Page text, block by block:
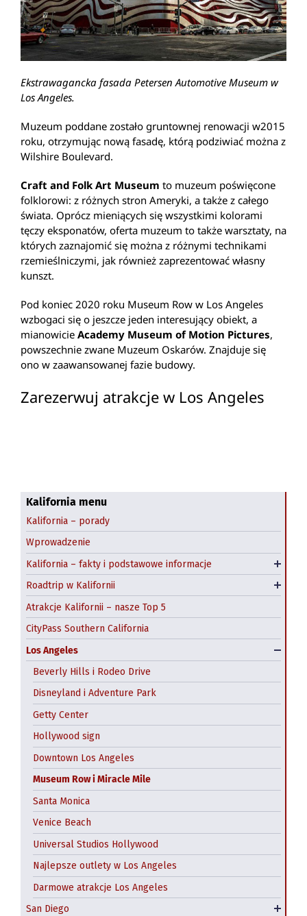
Ekstrawagancka fasada Petersen Automotive Museum w
Los Angeles.
Muzeum poddane zostało gruntownej renowacji w2015
roku, otrzymując nową fasadę, którą podziwiać można z
Wilshire Boulevard.
Craft and Folk Art Museum to muzeum poświęcone
folklorowi: z różnych stron Ameryki, a także z całego
świata. Oprócz mieniących się wszystkimi kolorami
tęczy eksponatów, oferta muzeum to także warsztaty, na
których zaznajomić się można z różnymi technikami
rzemieślniczymi, jak również zaprezentować własny
kunszt.
Pod koniec 2020 roku Museum Row w Los Angeles
wzbogaci się o jeszcze jeden interesujący obiekt, a
mianowicie Academy Museum of Motion Pictures,
powszechnie zwane Muzeum Oskarów. Znajduje się
ono w zaawansowanej fazie budowy.
Zarezerwuj atrakcje w Los Angeles
Kalifornia menu
Kalifornia – porady
Wprowadzenie
Kalifornia – fakty i podstawowe informacje
Klimat Kalifornii
Roadtrip w Kalifornii
Highway 1 z San Francisco do Los Angeles
Z San Francisco do Las Vegas
Roadtrip Highway 1 na północ od San Francisco
Emerald Coast roadtrip
Atrakcje Kalifornii – nasze Top 5
CityPass Southern California
Los Angeles
Beverly Hills i Rodeo Drive
Disneyland i Adventure Park
Getty Center
Hollywood sign
Downtown Los Angeles
Museum Row i Miracle Mile
Santa Monica
Venice Beach
Universal Studios Hollywood
Najlepsze outlety w Los Angeles
Darmowe atrakcje Los Angeles
San Diego
Balboa Park w San Diego
Gaslamp Quarter
Liberty Public Market
San Diego Zoo
Seaport Village
SeaWorld w San Diego
USS Midway
Darmowe atrakcje San Diego
Hostele w San Diego
CityPass San Francisco
Alcatraz- wyspa-więzienie
Chinatown
Fisherman’s Wharf
Golden Gate
Tramwaje linowe
Exploratorium
California Academy of Sciences
Wycieczki z San Francisco
Transport miejski
Hotele w San Francisco